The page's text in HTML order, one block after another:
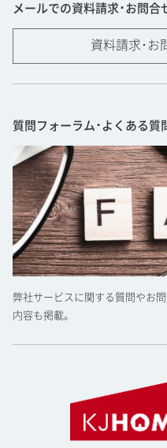
メールでの資料請求･お問合
資料請求･お
質問フォーラム･よくある質
弊社サービスに関する質問やお
内容も掲載。